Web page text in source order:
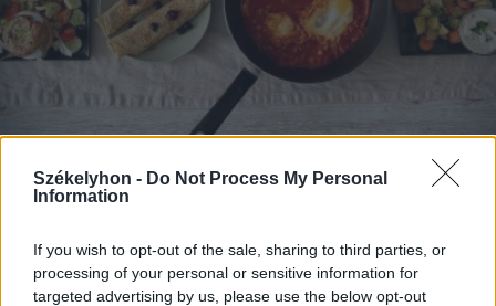
Székelyhon - Do Not Process My Personal
Information
If you wish to opt-out of the sale, sharing to third parties, or
processing of your personal or sensitive information for
targeted advertising by us, please use the below opt-out
2026. január 12., hétfő
Egy hétköznap ízei